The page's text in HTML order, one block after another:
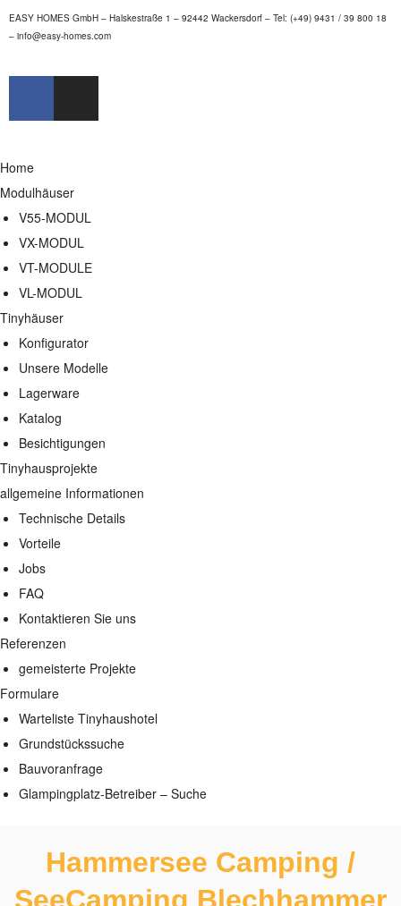
EASY HOMES GmbH – Halskestraße 1 – 92442 Wackersdorf – Tel: (+49) 9431 / 39 800 18
– info@easy-homes.com
Home
Modulhäuser
V55-MODUL
VX-MODUL
VT-MODULE
VL-MODUL
Tinyhäuser
Konfigurator
Unsere Modelle
Lagerware
Katalog
Besichtigungen
Tinyhausprojekte
allgemeine Informationen
Technische Details
Vorteile
Jobs
FAQ
Kontaktieren Sie uns
Referenzen
gemeisterte Projekte
Formulare
Warteliste Tinyhaushotel
Grundstückssuche
Bauvoranfrage
Glampingplatz-Betreiber – Suche
Hammersee Camping /